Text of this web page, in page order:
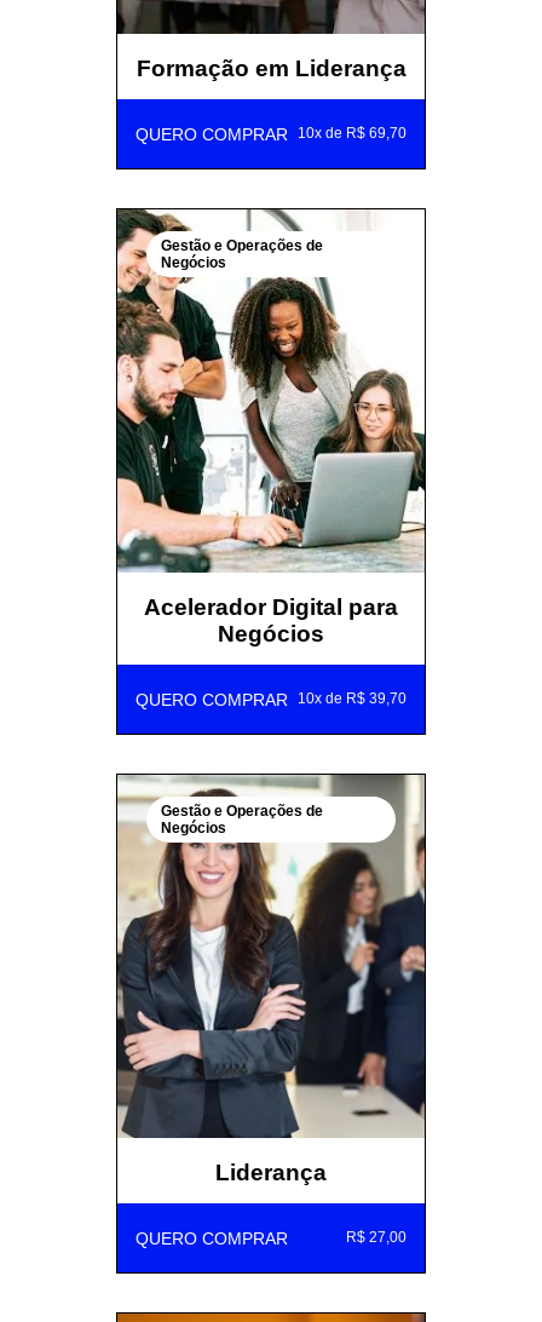
Formação em Liderança
QUERO COMPRAR 10x de R$ 69,70
Gestão e Operações de
Negócios
Acelerador Digital para
Negócios
QUERO COMPRAR 10x de R$ 39,70
Gestão e Operações de
Negócios
Liderança
QUERO COMPRAR R$ 27,00